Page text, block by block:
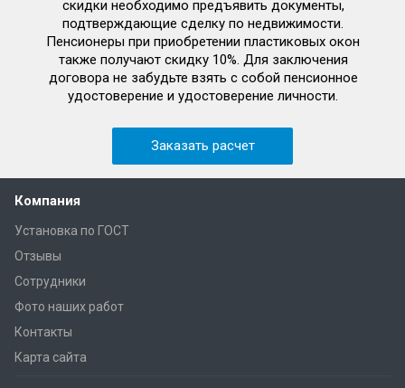
скидки необходимо предъявить документы,
подтверждающие сделку по недвижимости.
Пенсионеры при приобретении пластиковых окон
также получают скидку 10%. Для заключения
договора не забудьте взять с собой пенсионное
удостоверение и удостоверение личности.
Заказать расчет
Компания
Установка по ГОСТ
Отзывы
Сотрудники
Фото наших работ
Контакты
Карта сайта